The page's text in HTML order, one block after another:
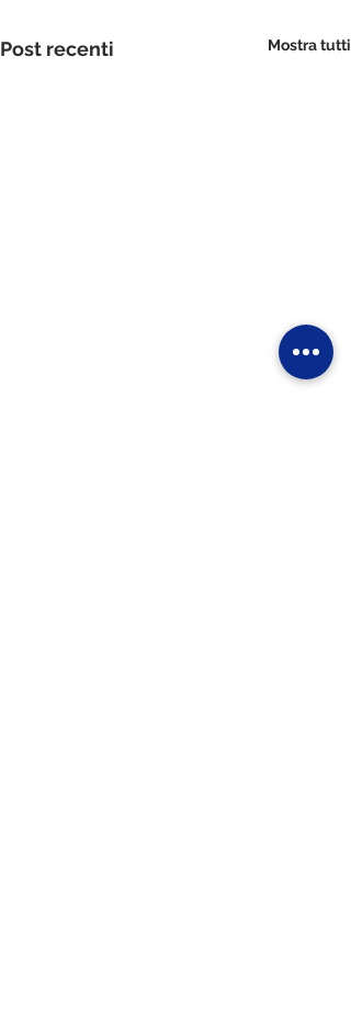
Post recenti Mostra tutti